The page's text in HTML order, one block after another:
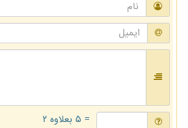
= ۵ بعلاوه ۲